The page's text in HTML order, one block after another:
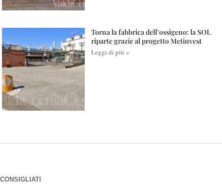
Torna la fabbrica dell’ossigeno: la SOL
riparte grazie al progetto Metinvest
Leggi di più »
CONSIGLIATI